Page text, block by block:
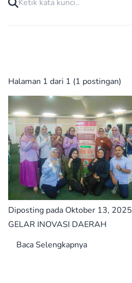
Halaman 1 dari 1 (1 postingan)
Diposting pada Oktober 13, 2025
GELAR INOVASI DAERAH
Baca Selengkapnya